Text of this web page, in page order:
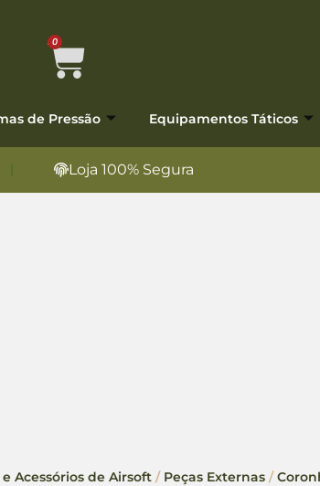
0
de Pressão Equipamentos Táticos
Loja 100% Segura
e Acessórios de Airsoft/ Peças Externas/